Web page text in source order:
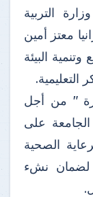
التربية
معتز أمين
البيئة
التعليمية.
" من أجل
على
الصحية
لضمان نشء